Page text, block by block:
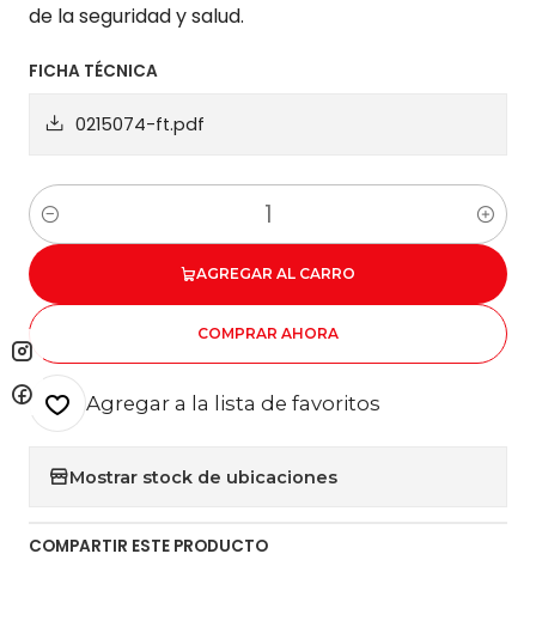
de la seguridad y salud.
FICHA TÉCNICA
0215074-ft.pdf
Cantidad
AGREGAR AL CARRO
COMPRAR AHORA
Agregar a la lista de favoritos
Mostrar stock de ubicaciones
COMPARTIR ESTE PRODUCTO